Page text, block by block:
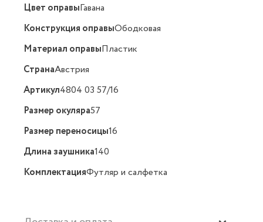
Цвет оправыГавана
Конструкция оправыОбодковая
Материал оправыПластик
СтранаАвстрия
Артикул4804 03 57/16
Размер окуляра57
Размер переносицы16
Длина заушника140
КомплектацияФутляр и салфетка